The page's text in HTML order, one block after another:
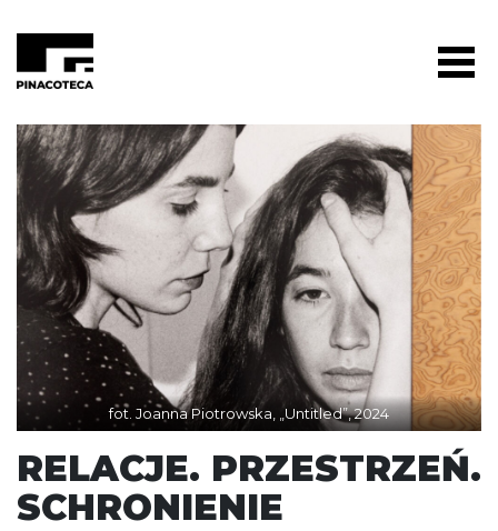
fot. Joanna Piotrowska, „Untitled”, 2024
RELACJE. PRZESTRZEŃ.
SCHRONIENIE